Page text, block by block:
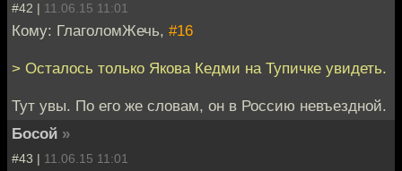
#42 | 11.06.15 11:01
Кому: ГлаголомЖечь, #16
> Осталось только Якова Кедми на Тупичке увидеть.
Тут увы. По его же словам, он в Россию невъездной.
Босой »
#43 | 11.06.15 11:01